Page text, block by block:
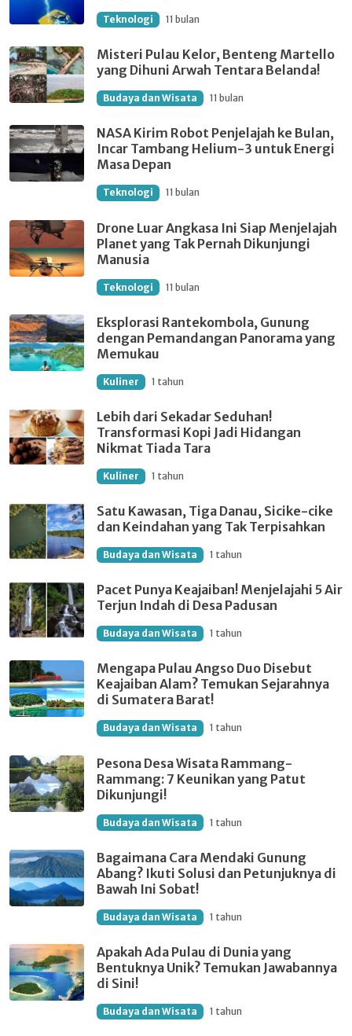
Teknologi 11 bulan
Misteri Pulau Kelor, Benteng Martello
yang Dihuni Arwah Tentara Belanda!
Budaya dan Wisata 11 bulan
NASA Kirim Robot Penjelajah ke Bulan,
Incar Tambang Helium-3 untuk Energi
Masa Depan
Teknologi 11 bulan
Drone Luar Angkasa Ini Siap Menjelajah
Planet yang Tak Pernah Dikunjungi
Manusia
Teknologi 11 bulan
Eksplorasi Rantekombola, Gunung
dengan Pemandangan Panorama yang
Memukau
Kuliner 1 tahun
Lebih dari Sekadar Seduhan!
Transformasi Kopi Jadi Hidangan
Nikmat Tiada Tara
Kuliner 1 tahun
Satu Kawasan, Tiga Danau, Sicike-cike
dan Keindahan yang Tak Terpisahkan
Budaya dan Wisata 1 tahun
Pacet Punya Keajaiban! Menjelajahi 5 Air
Terjun Indah di Desa Padusan
Budaya dan Wisata 1 tahun
Mengapa Pulau Angso Duo Disebut
Keajaiban Alam? Temukan Sejarahnya
di Sumatera Barat!
Budaya dan Wisata 1 tahun
Pesona Desa Wisata Rammang-
Rammang: 7 Keunikan yang Patut
Dikunjungi!
Budaya dan Wisata 1 tahun
Bagaimana Cara Mendaki Gunung
Abang? Ikuti Solusi dan Petunjuknya di
Bawah Ini Sobat!
Budaya dan Wisata 1 tahun
Apakah Ada Pulau di Dunia yang
Bentuknya Unik? Temukan Jawabannya
di Sini!
Budaya dan Wisata 1 tahun